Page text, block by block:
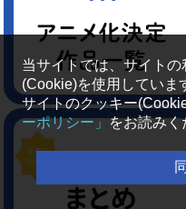
当サイトでは、サイト
(Cookie)を使用していま
サイトのクッキー
ーポリシー」をお読みく